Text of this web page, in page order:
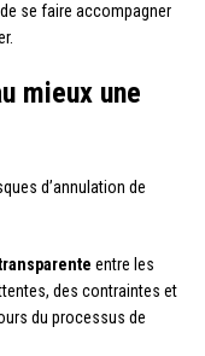
se faire accompagner
mieux une
d’annulation de
entre les
des contraintes et
du processus de